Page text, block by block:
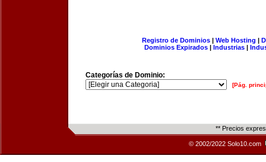
Registro de Dominios| Web Hosting |
Dominios Expirados | Industrias |
Categorías de Dominio:
[Pág.
** Precios
© 2002/2022 Solo10.com